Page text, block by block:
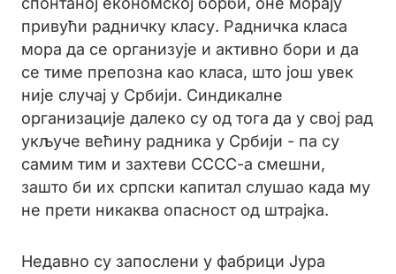
привући радничку класу. Радничка класа
мора да се организује и активно бори и да
се тиме препозна као класа, што још увек
није случај у Србији. Синдикалне
организације далеко су од тога да у свој рад
укључе већину радника у Србији - па су
самим тим и захтеви СССС-а смешни,
зашто би их српски капитал слушао када му
не прети никаква опасност од штрајка.
Недавно су запослени у фабрици Јура